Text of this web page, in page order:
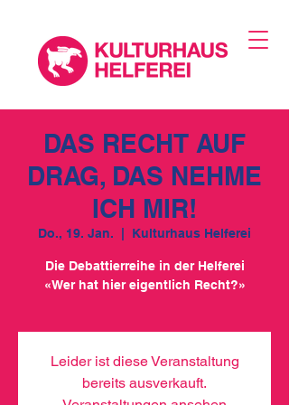
DAS RECHT AUF
DRAG, DAS NEHME
ICH MIR!
Do., 19. Jan. Kulturhaus Helferei
Die Debattierreihe in der Helferei
«Wer hat hier eigentlich Recht?»
Leider ist diese Veranstaltung
bereits ausverkauft.